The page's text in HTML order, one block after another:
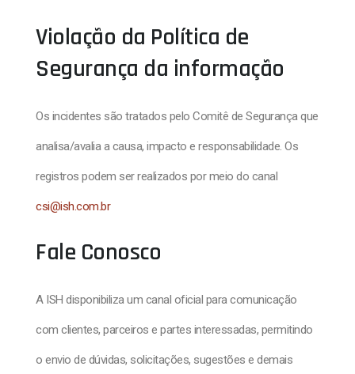
Violação da Política de
Segurança da informação
Os incidentes são tratados pelo Comitê de Segurança que
analisa/avalia a causa, impacto e responsabilidade. Os
registros podem ser realizados por meio do canal
csi@ish.com.br
Fale Conosco
A ISH disponibiliza um canal oficial para comunicação
com clientes, parceiros e partes interessadas, permitindo
o envio de dúvidas, solicitações, sugestões e demais